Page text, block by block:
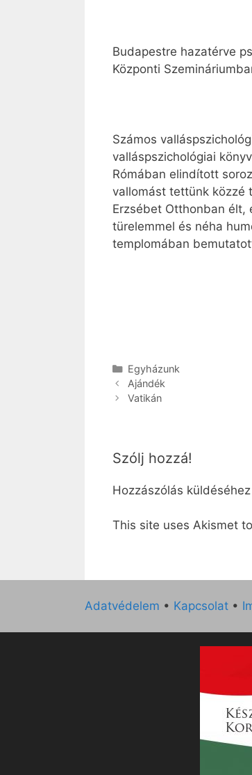
Budapestre hazatérve
Központi
Számos
valláspszichológiai
Rómában elindított
vallomást tettünk közzé
Erzsébet Otthonban élt,
türelemmel és néha
templomában
Kategória
Egyházunk
Ajándék
Vatikán
Szólj hozzá!
Hozzászólás küldéséhez
This site uses Akismet
Adatvédelem • Kapcsolat •